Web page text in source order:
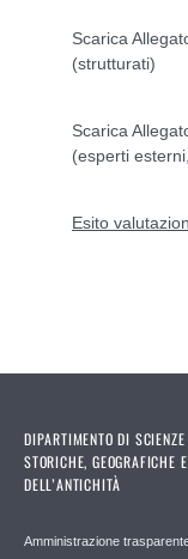
Scarica
(strutturati)
Scarica
(esperti
Esito
DIPARTIMENTO DI SCIENZE
STORICHE, GEOGRAFICHE E
DELL’ANTICHITÀ
Amministrazione